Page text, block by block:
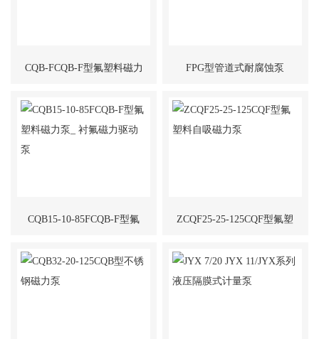
CQB-FCQB-F型氟塑料磁力 FPG型管道式耐腐蚀泵
CQB15-10-85FCQB-F型氟
塑料磁力泵_ 衬氟磁力驱动
ZCQF25-25-125CQF型氟塑